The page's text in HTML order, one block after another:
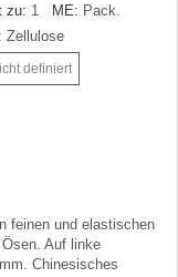
zu: 1 ME: Pack.
Zellulose
definiert
feinen und elastischen
Auf linke
Chinesisches